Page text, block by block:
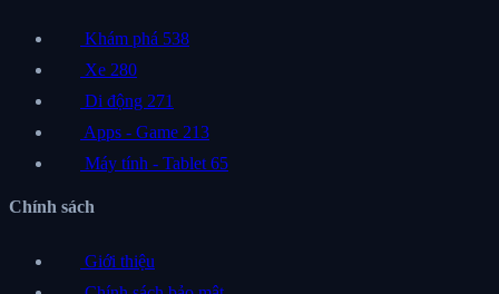
Khám phá 538
Xe 280
Di động 271
Apps - Game 213
Máy tính - Tablet 65
Chính sách
Giới thiệu